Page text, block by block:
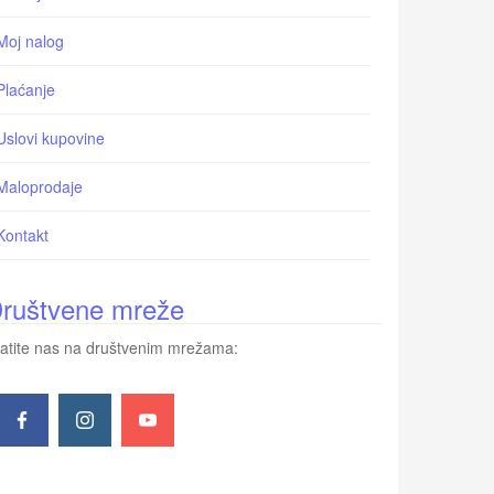
nalog
kupovine
mreže
nas na društvenim mrežama: